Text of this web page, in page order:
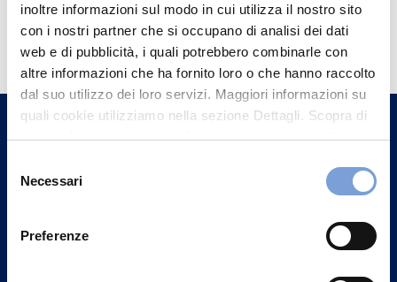
inoltre informazioni sul modo in cui utilizza il nostro sito
con i nostri partner che si occupano di analisi dei dati
web e di pubblicità, i quali potrebbero combinarle con
altre informazioni che ha fornito loro o che hanno raccolto
dal suo utilizzo dei loro servizi. Maggiori informazioni su
quali cookie utilizziamo nella sezione Dettagli. Scopra di
più su chi siamo, come può contattarci e come trattiamo i
può trovare nel footer del sito nella sezione "Informativa
delNecessari
Preferenze
Hai bisogno di
informazioni?
Trova l'Agenzia più vicina a te e parla con
un nostro Agente.